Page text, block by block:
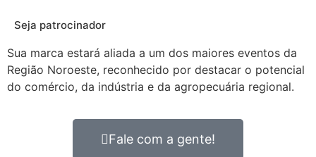
Seja patrocinador
Sua marca estará aliada a um dos maiores eventos da
Região Noroeste, reconhecido por destacar o potencial
do comércio, da indústria e da agropecuária regional.
Fale com a gente!